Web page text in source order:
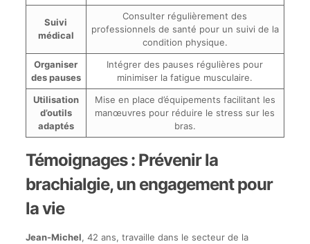
Suivi
médical
Consulter régulièrement des
professionnels de santé pour un suivi de la
condition physique.
Organiser
des pauses
Intégrer des pauses régulières pour
minimiser la fatigue musculaire.
Utilisation
d’outils
adaptés
Mise en place d’équipements facilitant les
manœuvres pour réduire le stress sur les
bras.
Témoignages : Prévenir la
brachialgie, un engagement pour
la vie
Jean-Michel, 42 ans, travaille dans le secteur de la